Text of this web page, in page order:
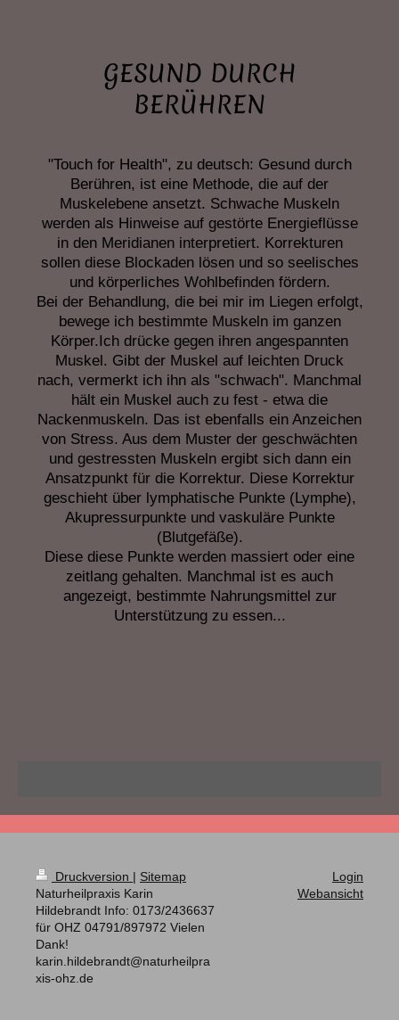
GESUND DURCH
BERÜHREN
"Touch for Health", zu deutsch: Gesund durch
Berühren, ist eine Methode, die auf der
Muskelebene ansetzt. Schwache Muskeln
werden als Hinweise auf gestörte Energieflüsse
in den Meridianen interpretiert. Korrekturen
sollen diese Blockaden lösen und so seelisches
und körperliches Wohlbefinden fördern.
Bei der Behandlung, die bei mir im Liegen erfolgt,
bewege ich bestimmte Muskeln im ganzen
Körper.Ich drücke gegen ihren angespannten
Muskel. Gibt der Muskel auf leichten Druck
nach, vermerkt ich ihn als "schwach". Manchmal
hält ein Muskel auch zu fest - etwa die
Nackenmuskeln. Das ist ebenfalls ein Anzeichen
von Stress. Aus dem Muster der geschwächten
und gestressten Muskeln ergibt sich dann ein
Ansatzpunkt für die Korrektur. Diese Korrektur
geschieht über lymphatische Punkte (Lymphe),
Akupressurpunkte und vaskuläre Punkte
(Blutgefäße).
Diese diese Punkte werden massiert oder eine
zeitlang gehalten. Manchmal ist es auch
angezeigt, bestimmte Nahrungsmittel zur
Unterstützung zu essen...
Druckversion | Sitemap
Naturheilpraxis Karin
Hildebrandt Info: 0173/2436637
für OHZ 04791/897972 Vielen
Dank!
karin.hildebrandt@naturheilpra
xis-ohz.de
Login
Webansicht